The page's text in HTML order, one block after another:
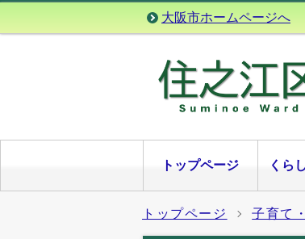
大阪市ホームページへ
トップページ くら
トップページ 子育て